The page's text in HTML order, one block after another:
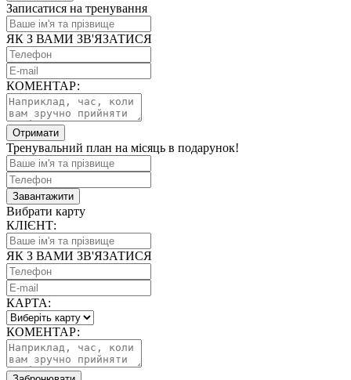
Записатися на тренування
ЯК З ВАМИ ЗВ'ЯЗАТИСЯ
КОМЕНТАР:
Отримати
Тренувальний план на місяць в подарунок!
Завантажити
Вибрати карту
КЛІЄНТ:
ЯК З ВАМИ ЗВ'ЯЗАТИСЯ
КАРТА:
КОМЕНТАР: